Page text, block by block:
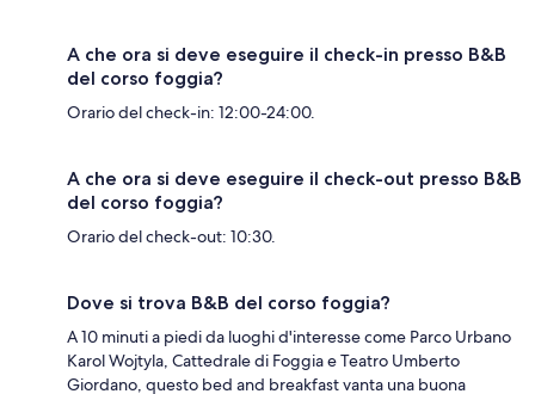
A che ora si deve eseguire il check-in presso B&B
del corso foggia?
Orario del check-in: 12:00-24:00.
A che ora si deve eseguire il check-out presso B&B
del corso foggia?
Orario del check-out: 10:30.
Dove si trova B&B del corso foggia?
A 10 minuti a piedi da luoghi d'interesse come Parco Urbano
Karol Wojtyla, Cattedrale di Foggia e Teatro Umberto
Giordano, questo bed and breakfast vanta una buona